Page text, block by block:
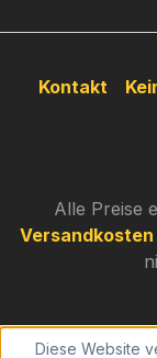
Kontakt
Alle Preise
Versandkosten
Diese Website